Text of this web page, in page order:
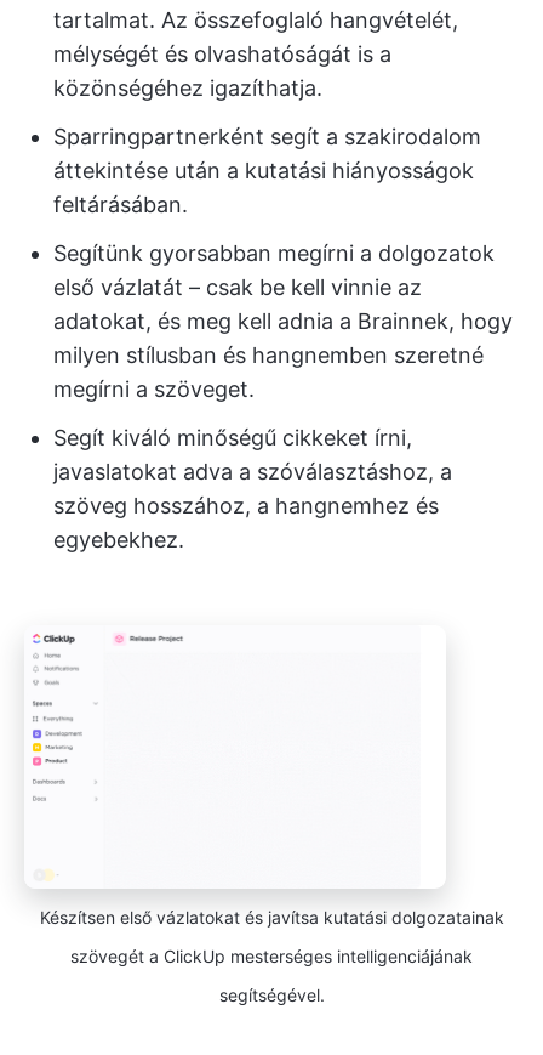
tartalmat. Az összefoglaló hangvételét,
mélységét és olvashatóságát is a
közönségéhez igazíthatja.
Sparringpartnerként segít a szakirodalom
áttekintése után a kutatási hiányosságok
feltárásában.
Segítünk gyorsabban megírni a dolgozatok
első vázlatát – csak be kell vinnie az
adatokat, és meg kell adnia a Brainnek, hogy
milyen stílusban és hangnemben szeretné
megírni a szöveget.
Segít kiváló minőségű cikkeket írni,
javaslatokat adva a szóválasztáshoz, a
szöveg hosszához, a hangnemhez és
egyebekhez.
Készítsen első vázlatokat és javítsa kutatási dolgozatainak
szövegét a ClickUp mesterséges intelligenciájának
segítségével.